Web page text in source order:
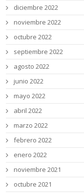
diciembre 2022
noviembre 2022
octubre 2022
septiembre 2022
agosto 2022
junio 2022
mayo 2022
abril 2022
marzo 2022
febrero 2022
enero 2022
noviembre 2021
octubre 2021